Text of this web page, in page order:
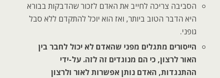
הסביבה צריכה לחייב את האדם לזכור שהדבקות בבורא
היא הדבר הטוב ביותר, ואז הוא יוכל להתקדם ללא סבל
גופני.
הייסורים מתגלים מפני שהאדם לא יכול לחבר בין
האור לרצון, כי הם מנוגדים זה לזה. על-ידי
ההתנגדות, האדם נותן אפשרות לאור ולרצון